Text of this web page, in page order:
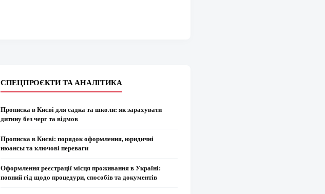
СПЕЦПРОЄКТИ ТА АНАЛІТИКА
Прописка в Києві для садка та школи: як зарахувати
дитину без черг та відмов
Прописка в Києві: порядок оформлення, юридичні
нюансы та ключові переваги
Оформлення реєстрації місця проживання в Україні:
повний гід щодо процедури, способів та документів